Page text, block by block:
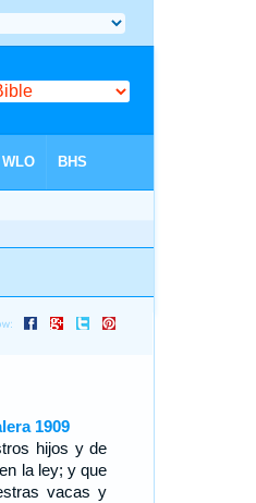
1909
hijos y de
la ley; y que
vacas y